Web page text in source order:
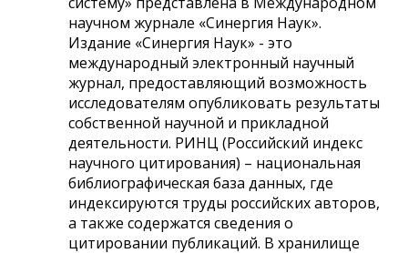
научном журнале «Синергия Наук».
Издание «Синергия Наук» - это
международный электронный научный
журнал, предоставляющий возможность
исследователям опубликовать результаты
собственной научной и прикладной
деятельности. РИНЦ (Российский индекс
научного цитирования) – национальная
библиографическая база данных, где
индексируются труды российских авторов,
а также содержатся сведения о
цитировании публикаций. В хранилище